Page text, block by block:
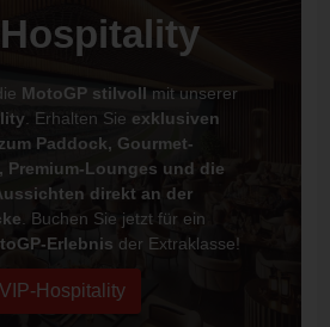
MotoGP stilvoll mit unserer
. Erhalten Sie exklusiven
Paddock, Gourmet-
Premium-Lounges und die
direkt an der
. Buchen Sie jetzt für ein
Erlebnis der Extraklasse!
VIP-Hospitality